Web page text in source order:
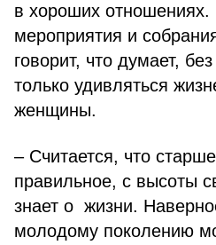
в хороших отношениях.
мероприятия и
говорит, что думает,
только удивляться
женщины.
– Считается, что
правильное, с высоты
знает о жизни.
молодому поколению